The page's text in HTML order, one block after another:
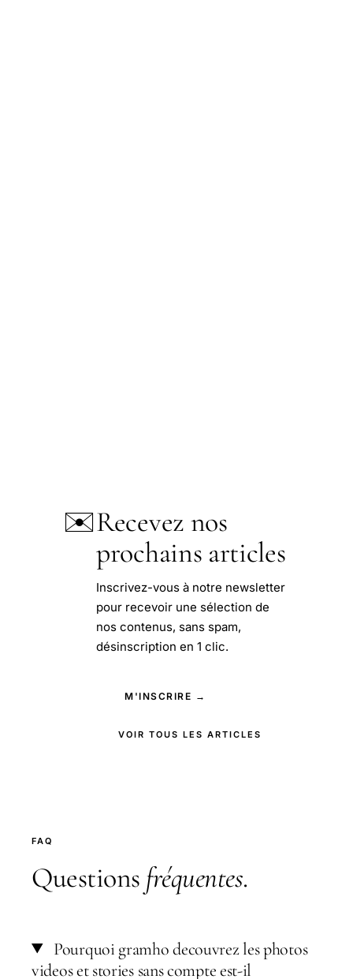
✉️Recevez nos
prochains articles
Inscrivez-vous à notre newsletter
pour recevoir une sélection de
nos contenus, sans spam,
désinscription en 1 clic.
M'INSCRIRE →
VOIR TOUS LES ARTICLES
FAQ
Questions fréquentes.
Pourquoi gramho decouvrez les photos
videos et stories sans compte est-il